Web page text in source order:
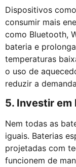
Dispositivos
consumir mais
como Bluetooth,
bateria e
temperaturas
o uso de
reduzir a
5. Investir
Nem todas as
iguais. Baterias
projetadas com
funcionem de